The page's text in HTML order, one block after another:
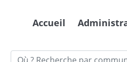
Accueil